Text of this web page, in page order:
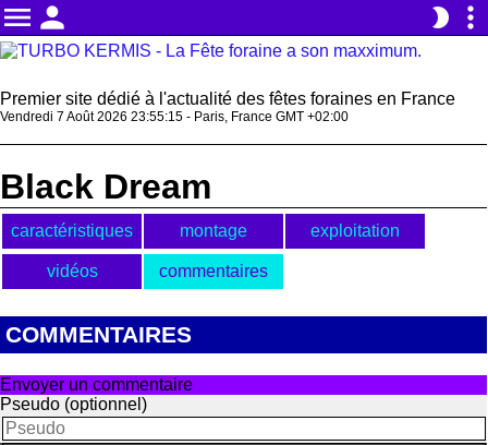
menu person brightness_2 more_vert
Premier site dédié à l'actualité des fêtes foraines en France
Vendredi 7 Août 2026 23:55:15 - Paris, France GMT +02:00
Black Dream
caractéristiques montage exploitation
vidéos commentaires
COMMENTAIRES
Envoyer un commentaire
Pseudo (optionnel)